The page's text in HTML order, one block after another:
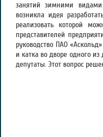
занятий зимними
возникла идея
реализовать которой
представителей
руководство ПАО
и катка во дворе одного
депутаты. Этот вопрос